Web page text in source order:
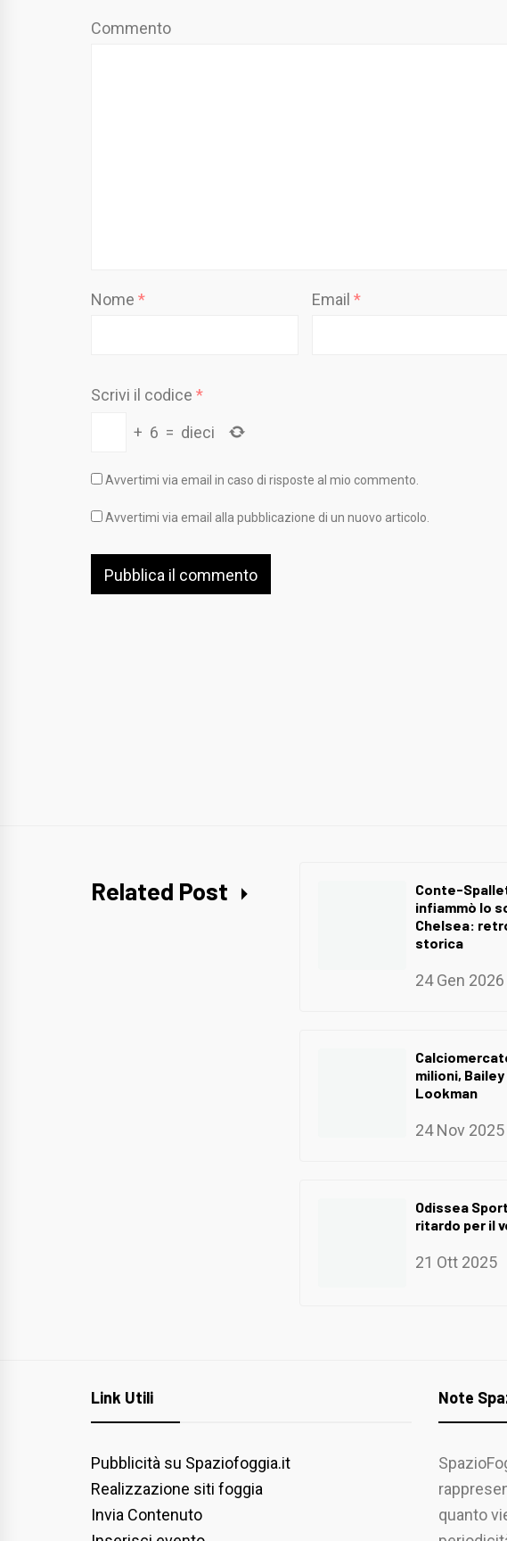
Commento
Nome * Email *
Scrivi il codice *
+ 6 = dieci
Avvertimi via email in caso di risposte al mio commento.
Avvertimi via email alla pubblicazione di un nuovo articolo.
Related Post
Conte-
infiammò lo
Chelsea:
storica
24 Gen 2026
milioni,
Lookman
24 Nov 2025
Odissea
ritardo per il
21 Ott 2025
Link Utili
Pubblicità su Spaziofoggia.it
Realizzazione siti foggia
Invia Contenuto
Note
quanto